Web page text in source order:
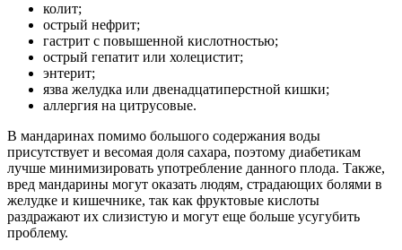
колит;
острый нефрит;
гастрит с повышенной кислотностью;
острый гепатит или холецистит;
энтерит;
язва желудка или двенадцатиперстной кишки;
аллергия на цитрусовые.
В мандаринах помимо большого содержания воды
присутствует и весомая доля сахара, поэтому диабетикам
лучше минимизировать употребление данного плода. Также,
вред мандарины могут оказать людям, страдающих болями в
желудке и кишечнике, так как фруктовые кислоты
раздражают их слизистую и могут еще больше усугубить
проблему.